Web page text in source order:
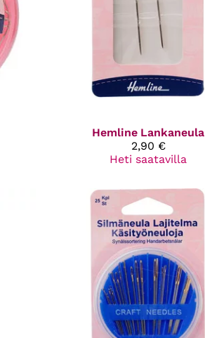
Hemline Lankaneula
2,90 €
Heti saatavilla